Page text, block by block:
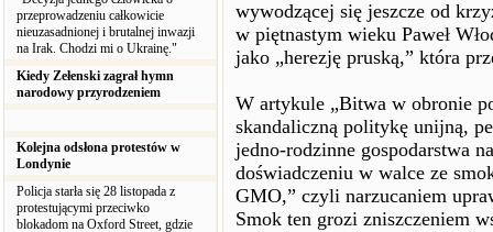
przeprowadzeniu całkowicie
nieuzasadnionej i brutalnej inwazji
na Irak. Chodzi mi o Ukrainę."
Kiedy Zełenski zagrał hymn
narodowy przyrodzeniem
Kolejna odsłona protestów w
Londynie
Policja starła się 28 listopada z
protestującymi przeciwko
blokadom na Oxford Street, gdzie
wywodzącej się jeszcze od
w piętnastym wieku Paweł
jako „herezję pruską,” która
W artykule „Bitwa w obronie
skandaliczną politykę unijną,
jedno-rodzinne gospodarstwa
doświadczeniu w walce ze
GMO,” czyli narzucaniem
Smok ten grozi zniszczeniem